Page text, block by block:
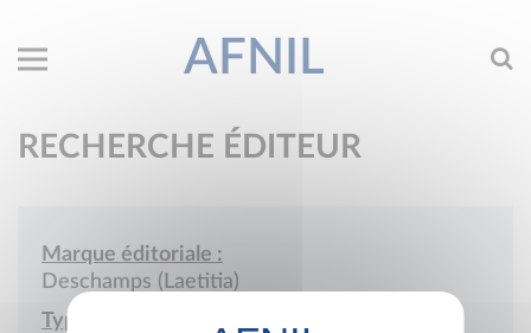
AFNIL
RECHERCHE ÉDITEUR
Marque éditoriale :
Deschamps (Laetitia)
Type de société :